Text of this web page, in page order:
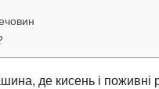
де кисень і